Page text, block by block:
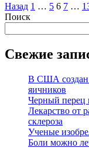
Пагинация
записей
Назад 1 … 5 6 7 …
Поиск
Свежие
В США создан
яичников
Черный перец
Лекарство от
склероза
Ученые
Боли можно